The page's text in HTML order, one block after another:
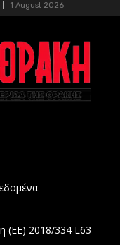
1 August 2026
(ΕΕ) 2018/334 L63